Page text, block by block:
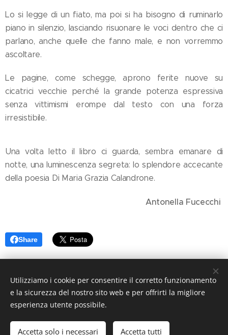
Lo si legge di un fiato, ma poi si ha bisogno di ruminarlo
piano in silenzio, lasciando risuonare le voci dentro che ci
parlano, anche quelle che fanno male, e non vorremmo
ascoltare.
Le pagine, come schegge, aprono ferite nuove su
cicatrici vecchie perché la grande potenza espressiva
senza vittimismi erompe dal testo con una forza
irresistibile.
Una volta letto il libro ci guarda, sembra emanare di
notte, una luminescenza segreta: lo splendore accecante
della poesia Di Maria Grazia Calandrone.
Antonella Fucecchi
Share
Utilizziamo i cookie per consentire il corretto funzionamento
e la sicurezza del nostro sito web e per offrirti la migliore
esperienza utente possibile.
Accetta solo i necessari Accetta tutti